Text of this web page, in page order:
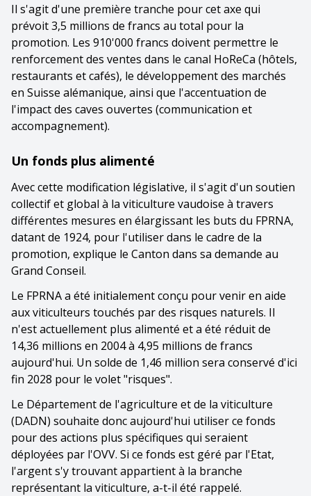
Il s'agit d'une première tranche pour cet axe qui
prévoit 3,5 millions de francs au total pour la
promotion. Les 910'000 francs doivent permettre le
renforcement des ventes dans le canal HoReCa (hôtels,
restaurants et cafés), le développement des marchés
en Suisse alémanique, ainsi que l'accentuation de
l'impact des caves ouvertes (communication et
accompagnement).
Un fonds plus alimenté
Avec cette modification législative, il s'agit d'un soutien
collectif et global à la viticulture vaudoise à travers
différentes mesures en élargissant les buts du FPRNA,
datant de 1924, pour l'utiliser dans le cadre de la
promotion, explique le Canton dans sa demande au
Grand Conseil.
Le FPRNA a été initialement conçu pour venir en aide
aux viticulteurs touchés par des risques naturels. Il
n'est actuellement plus alimenté et a été réduit de
14,36 millions en 2004 à 4,95 millions de francs
aujourd'hui. Un solde de 1,46 million sera conservé d'ici
fin 2028 pour le volet "risques".
Le Département de l'agriculture et de la viticulture
(DADN) souhaite donc aujourd'hui utiliser ce fonds
pour des actions plus spécifiques qui seraient
déployées par l'OVV. Si ce fonds est géré par l'Etat,
l'argent s'y trouvant appartient à la branche
représentant la viticulture, a-t-il été rappelé.